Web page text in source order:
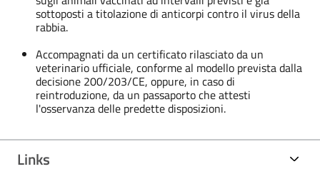
sottoposti a titolazione di anticorpi contro il virus della
rabbia.
Accompagnati da un certificato rilasciato da un
veterinario ufficiale, conforme al modello prevista dalla
decisione 200/203/CE, oppure, in caso di
reintroduzione, da un passaporto che attesti
l'osservanza delle predette disposizioni.
Links